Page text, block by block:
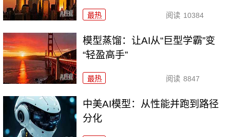
最热 阅读 10384
模型蒸馏：让AI从“巨型学霸”变
“轻盈高手”
最热 阅读 8847
中美AI模型：从性能并跑到路径
分化